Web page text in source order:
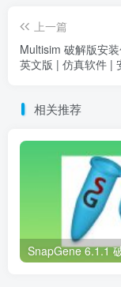
上一篇
Multisim 破解版安
英文版 | 仿真软件 |
相关推荐